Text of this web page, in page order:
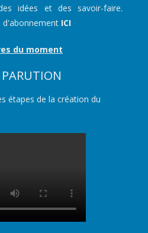
idées et des savoir-faire.
d'abonnement ICI
du moment
étapes de la création du